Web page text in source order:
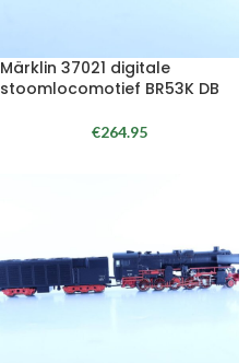
Märklin 37021 digitale
stoomlocomotief BR53K DB
€264.95